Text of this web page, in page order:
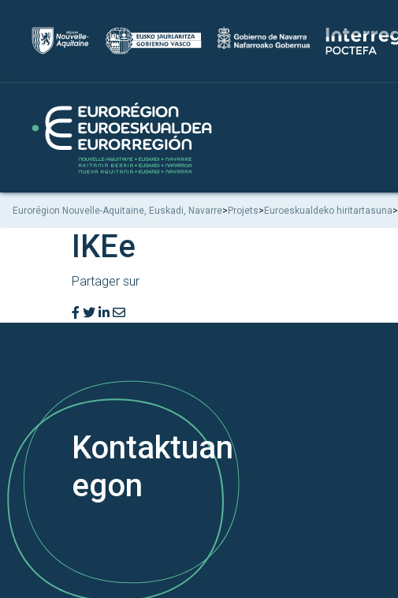
Eurorégion Nouvelle-Aquitaine, Euskadi, Navarre>Projets>Euroeskualdeko hiritartasuna>
IKEe
Partager sur
Kontaktuan
egon